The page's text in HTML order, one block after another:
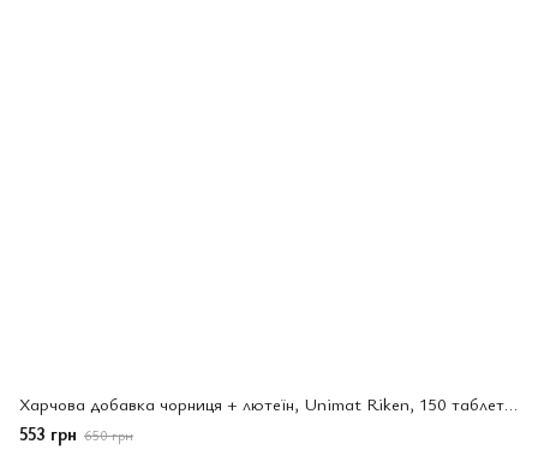
Харчова добавка чорниця + лютеїн, Unimat Riken, 150 таблеток (672922)
553 грн 650 грн